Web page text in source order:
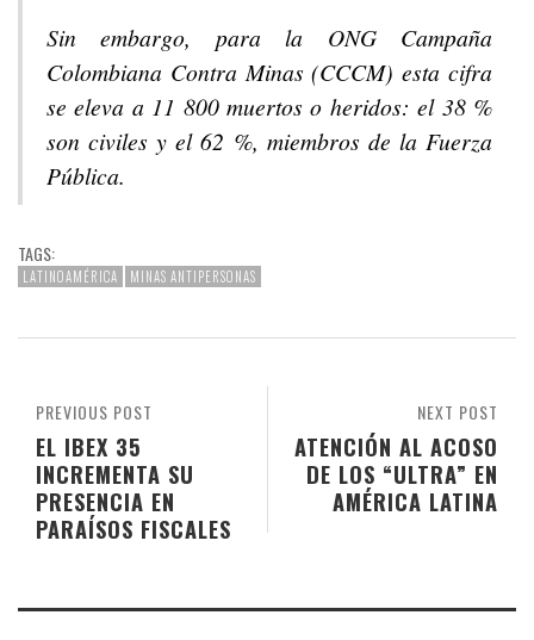
Sin embargo, para la ONG Campaña
Colombiana Contra Minas (CCCM) esta cifra
se eleva a 11 800 muertos o heridos: el 38 %
son civiles y el 62 %, miembros de la Fuerza
Pública.
TAGS:
LATINOAMÉRICA MINAS ANTIPERSONAS
NEXT POST
ATENCIÓN AL ACOSO
DE LOS “ULTRA” EN
AMÉRICA LATINA
PREVIOUS POST
EL IBEX 35
INCREMENTA SU
PRESENCIA EN
PARAÍSOS FISCALES